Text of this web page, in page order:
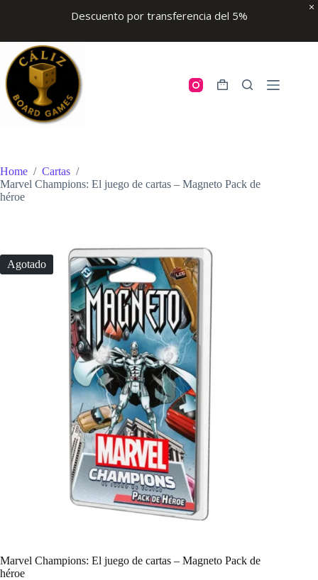
Descuento por transferencia del 5%
content
Shopping
Home / Cartas /
Marvel Champions: El juego de cartas – Magneto Pack de
héroe
Agotado
Marvel Champions: El juego de cartas – Magneto Pack de
héroe